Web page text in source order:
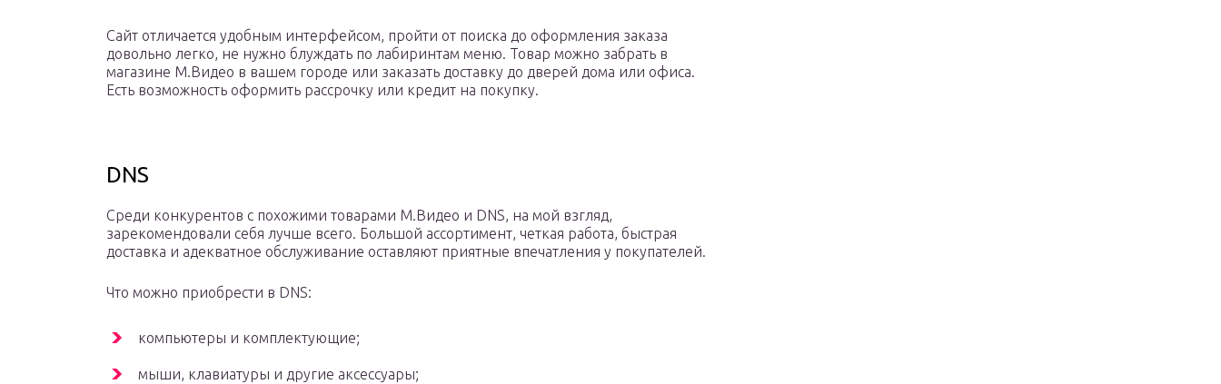
Сайт отличается удобным интерфейсом, пройти от поиска до оформления заказа
довольно легко, не нужно блуждать по лабиринтам меню. Товар можно забрать в
магазине М.Видео в вашем городе или заказать доставку до дверей дома или офиса.
Есть возможность оформить рассрочку или кредит на покупку.
DNS
Среди конкурентов с похожими товарами М.Видео и DNS, на мой взгляд,
зарекомендовали себя лучше всего. Большой ассортимент, четкая работа, быстрая
доставка и адекватное обслуживание оставляют приятные впечатления у покупателей.
Что можно приобрести в DNS:
компьютеры и комплектующие;
мыши, клавиатуры и другие аксессуары;